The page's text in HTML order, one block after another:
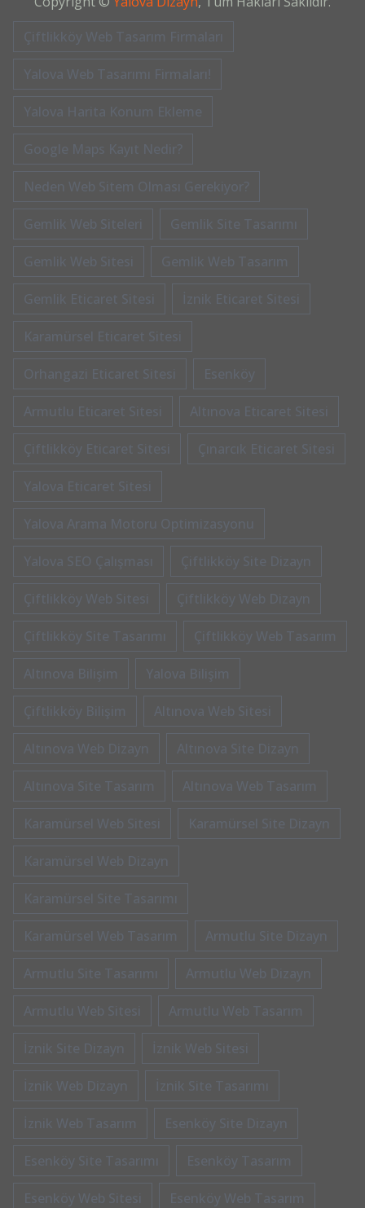
Çiftlikköy Web Tasarım Firmaları
Yalova Web Tasarımı Firmaları!
Yalova Harita Konum Ekleme
Google Maps Kayıt Nedir?
Neden Web Sitem Olması Gerekiyor?
Gemlik Web Siteleri Gemlik Site Tasarımı
Gemlik Web Sitesi Gemlik Web Tasarım
Gemlik Eticaret Sitesi İznik Eticaret Sitesi
Karamürsel Eticaret Sitesi
Orhangazi Eticaret Sitesi Esenköy
Armutlu Eticaret Sitesi Altınova Eticaret Sitesi
Çiftlikköy Eticaret Sitesi Çınarcık Eticaret Sitesi
Yalova Eticaret Sitesi
Yalova Arama Motoru Optimizasyonu
Yalova SEO Çalışması Çiftlikköy Site Dizayn
Çiftlikköy Web Sitesi Çiftlikköy Web Dizayn
Çiftlikköy Site Tasarımı Çiftlikköy Web Tasarım
Altınova Bilişim Yalova Bilişim
Çiftlikköy Bilişim Altınova Web Sitesi
Altınova Web Dizayn Altınova Site Dizayn
Altınova Site Tasarım Altınova Web Tasarım
Karamürsel Web Sitesi Karamürsel Site Dizayn
Karamürsel Web Dizayn
Karamürsel Site Tasarımı
Karamürsel Web Tasarım Armutlu Site Dizayn
Armutlu Site Tasarımı Armutlu Web Dizayn
Armutlu Web Sitesi Armutlu Web Tasarım
İznik Site Dizayn İznik Web Sitesi
İznik Web Dizayn İznik Site Tasarımı
İznik Web Tasarım Esenköy Site Dizayn
Esenköy Site Tasarımı Esenköy Tasarım
Esenköy Web Sitesi Esenköy Web Tasarım